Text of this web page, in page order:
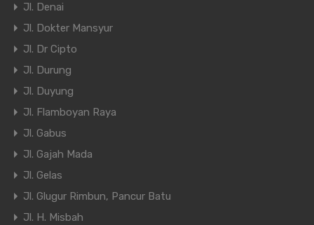
Jl. Denai
Jl. Dokter Mansyur
Jl. Dr Cipto
Jl. Durung
Jl. Duyung
Jl. Flamboyan Raya
Jl. Gabus
Jl. Gajah Mada
Jl. Gelas
Jl. Glugur Rimbun, Pancur Batu
Jl. H. Misbah